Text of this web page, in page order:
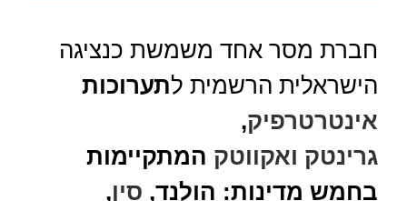
חברת מסר אחד משמשת כנציגה
הישראלית הרשמית לתערוכות
אינטרטרפיק,
גרינטק ואקווטק המתקיימות
בחמש מדינות: הולנד, סין,